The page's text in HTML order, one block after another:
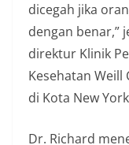
dicegah jika
dengan benar,”
direktur Klinik
Kesehatan Weill
di Kota New
Dr. Richard